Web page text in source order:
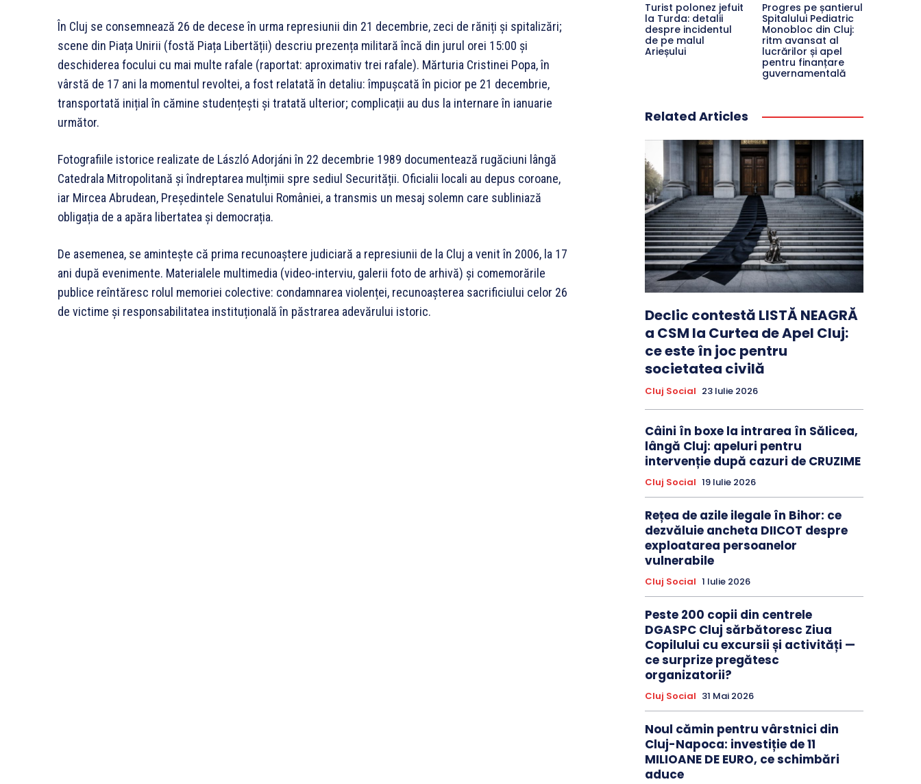
În Cluj se consemnează 26 de decese în urma represiunii din 21 decembrie, zeci de răniți și spitalizări;
scene din Piața Unirii (fostă Piața Libertății) descriu prezența militară încă din jurul orei 15:00 și
deschiderea focului cu mai multe rafale (raportat: aproximativ trei rafale). Mărturia Cristinei Popa, în
vârstă de 17 ani la momentul revoltei, a fost relatată în detaliu: împușcată în picior pe 21 decembrie,
transportată inițial în cămine studențești și tratată ulterior; complicații au dus la internare în ianuarie
următor.
Fotografiile istorice realizate de László Adorjáni în 22 decembrie 1989 documentează rugăciuni lângă
Catedrala Mitropolitană și îndreptarea mulțimii spre sediul Securității. Oficialii locali au depus coroane,
iar Mircea Abrudean, Președintele Senatului României, a transmis un mesaj solemn care subliniază
obligația de a apăra libertatea și democrația.
De asemenea, se amintește că prima recunoaștere judiciară a represiunii de la Cluj a venit în 2006, la 17
ani după evenimente. Materialele multimedia (video-interviu, galerii foto de arhivă) și comemorările
publice reîntăresc rolul memoriei colective: condamnarea violenței, recunoașterea sacrificiului celor 26
de victime și responsabilitatea instituțională în păstrarea adevărului istoric.
Turist polonez jefuit
la Turda: detalii
despre incidentul
de pe malul
Arieșului
Progres pe șantierul
Spitalului Pediatric
Monobloc din Cluj:
ritm avansat al
lucrărilor și apel
pentru finanțare
guvernamentală
Related Articles
Declic contestă LISTĂ NEAGRĂ
a CSM la Curtea de Apel Cluj:
ce este în joc pentru
societatea civilă
Cluj Social 23 Iulie 2026
Câini în boxe la intrarea în Sălicea,
lângă Cluj: apeluri pentru
intervenție după cazuri de CRUZIME
Cluj Social 19 Iulie 2026
Rețea de azile ilegale în Bihor: ce
dezvăluie ancheta DIICOT despre
exploatarea persoanelor
vulnerabile
Cluj Social 1 Iulie 2026
Peste 200 copii din centrele
DGASPC Cluj sărbătoresc Ziua
Copilului cu excursii și activități —
ce surprize pregătesc
organizatorii?
Cluj Social 31 Mai 2026
Noul cămin pentru vârstnici din
Cluj-Napoca: investiție de 11
MILIOANE DE EURO, ce schimbări
aduce